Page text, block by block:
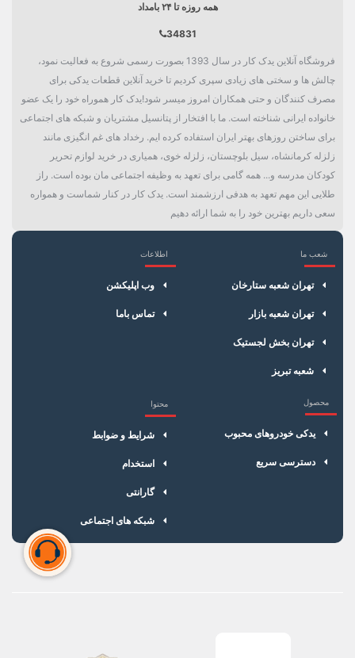
همه روزه تا ۲۴ بامداد
34831
فروشگاه آنلاین یدک کار در سال 1393 بصورت رسمی شروع به فعالیت نمود،
چالش ها و سختی های زیادی سپری کردیم تا خرید آنلاین قطعات یدکی برای
مصرف کنندگان و حتی همکاران امروز میسر شود!یدک کار هموراه خود را یک عضو
خانواده ایرانی شناخته است. ما با افتخار از پتانسیل مشتریان و شبکه های اجتماعی
برای ساختن روزهای بهتر ایران استفاده کرده ایم. رخداد های غم انگیزی مانند
زلزله کرمانشاه، سیل بلوچستان، زلزله خوی، همیاری در خرید لوازم تحریر
کودکان مدرسه و... همه گامی برای تعهد به وظیفه اجتماعی مان بوده است. راز
طلایی این مهم تعهد به هدفی ارزشمند است. یدک کار در کنار شماست و همواره
سعی داریم بهترین خود را به شما ارائه دهیم
شعب ما
تهران شعبه ستارخان
تهران شعبه بازار
تهران بخش لجستیک
شعبه تبریز
اطلاعات
وب اپلیکشن
تماس باما
محصول
یدکی خودروهای محبوب
دسترسی سریع
محتوا
شرایط و ضوابط
استخدام
گارانتی
شبکه های اجتماعی
×